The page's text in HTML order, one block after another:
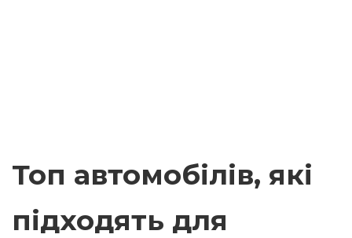
Топ автомобілів, які
підходять для